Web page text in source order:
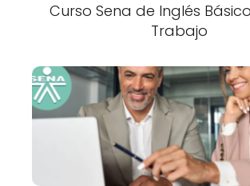
Curso Sena de Inglés
Trabajo